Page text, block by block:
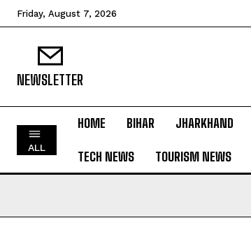
BIHAR
Friday, August 7, 2026
NEWSLETTER
ALL
HOME BIHAR JHARKHAND
TECH NEWS TOURISM NEWS